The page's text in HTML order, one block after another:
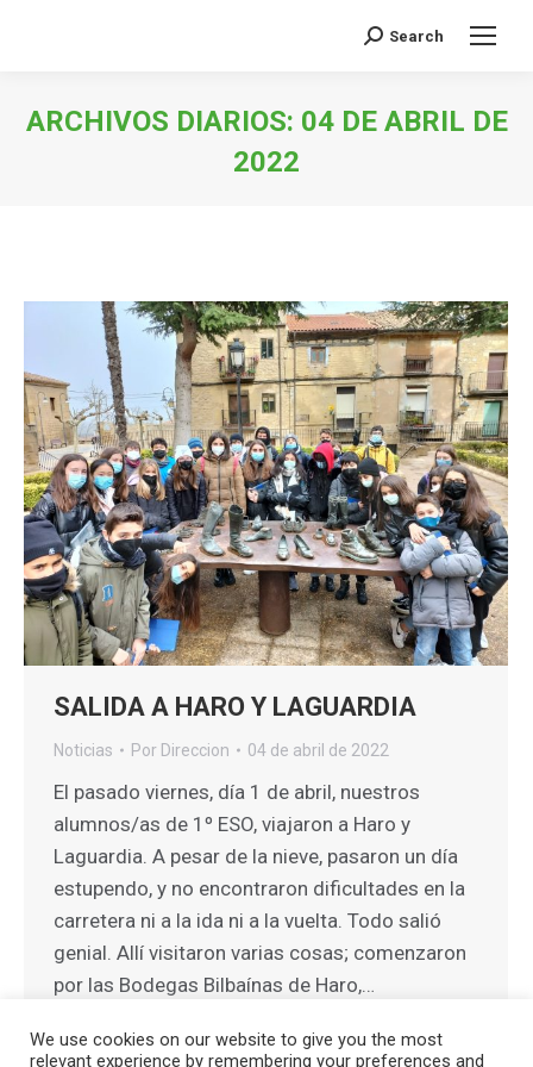
Buscar:
Search
ARCHIVOS DIARIOS: 04 DE ABRIL DE
2022
SALIDA A HARO Y LAGUARDIA
Noticias Por Direccion 04 de abril de 2022
El pasado viernes, día 1 de abril, nuestros
alumnos/as de 1º ESO, viajaron a Haro y
Laguardia. A pesar de la nieve, pasaron un día
estupendo, y no encontraron dificultades en la
carretera ni a la ida ni a la vuelta. Todo salió
genial. Allí visitaron varias cosas; comenzaron
por las Bodegas Bilbaínas de Haro,…
We use cookies on our website to give you the most
relevant experience by remembering your preferences and